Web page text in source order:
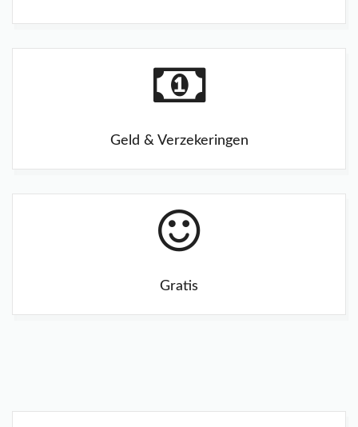
Geld & Verzekeringen
Gratis